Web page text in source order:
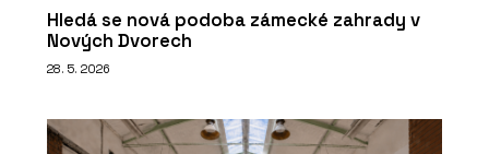
Hledá se nová podoba zámecké zahrady v
Nových Dvorech
28. 5. 2026